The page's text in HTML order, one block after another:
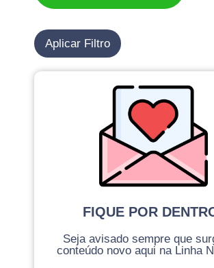
Aplicar Filtro
FIQUE POR
Seja avisado sempre que
conteúdo novo aqui na Linha